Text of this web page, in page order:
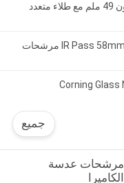
فلاتر عدسة الكاميرا فوق البنفسجية من كانون 49 ملم مع طلاء متعدد
الأشعة تحت الحمراء بالأشعة تحت الحمراء IR Pass 58mm مرشحات
جميع
مرشحات عدسة
الكاميرا